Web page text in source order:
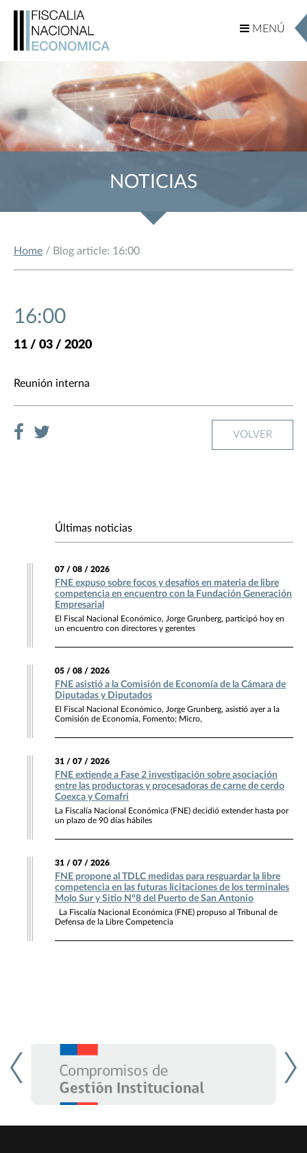
MENÚ
MENÚ
NOTICIAS
Home / Blog article: 16:00
16:00
11 / 03 / 2020
Reunión interna
VOLVER
Últimas noticias
07 / 08 / 2026
FNE expuso sobre focos y desafíos en materia de libre
competencia en encuentro con la Fundación Generación
Empresarial
El Fiscal Nacional Económico, Jorge Grunberg, participó hoy en
un encuentro con directores y gerentes
05 / 08 / 2026
FNE asistió a la Comisión de Economía de la Cámara de
Diputadas y Diputados
El Fiscal Nacional Económico, Jorge Grunberg, asistió ayer a la
Comisión de Economía, Fomento; Micro,
31 / 07 / 2026
FNE extiende a Fase 2 investigación sobre asociación
entre las productoras y procesadoras de carne de cerdo
Coexca y Comafri
La Fiscalía Nacional Económica (FNE) decidió extender hasta por
un plazo de 90 días hábiles
31 / 07 / 2026
FNE propone al TDLC medidas para resguardar la libre
competencia en las futuras licitaciones de los terminales
Molo Sur y Sitio N°8 del Puerto de San Antonio
La Fiscalía Nacional Económica (FNE) propuso al Tribunal de
Defensa de la Libre Competencia